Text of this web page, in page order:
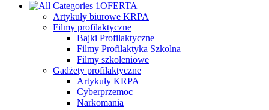
OFERTA
Artykuły biurowe KRPA
Filmy profilaktyczne
Bajki Profilaktyczne
Filmy Profilaktyka Szkolna
Filmy szkoleniowe
Gadżety profilaktyczne
Artykuły KRPA
Cyberprzemoc
Narkomania